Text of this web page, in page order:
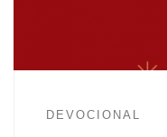
DEVOCIONAL